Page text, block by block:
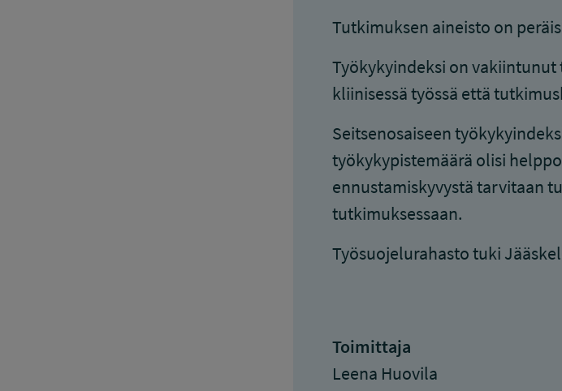
Tutkimuksen aineisto on
Työkykyindeksi on
kliinisessä työssä että
Seitsenosaiseen
työkykypistemäärä olisi
ennustamiskyvystä tarvitaan
tutkimuksessaan.
Työsuojelurahasto tuki
Toimittaja
Leena Huovila